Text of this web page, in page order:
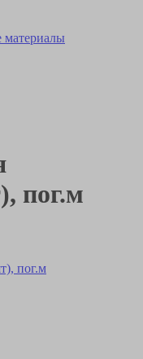
материалы
пог.м